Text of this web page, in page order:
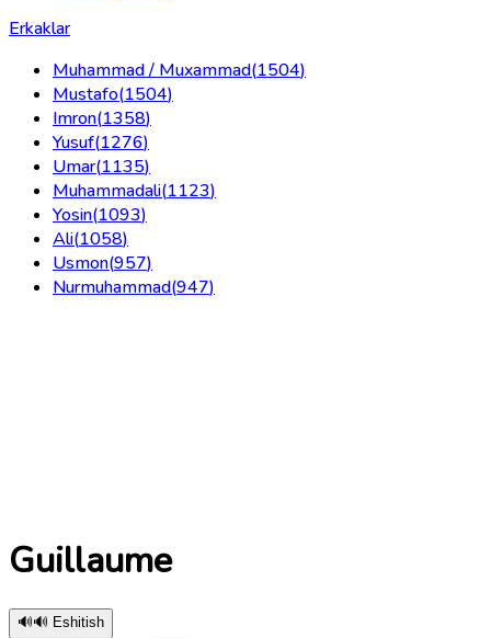
Erkaklar
Muhammad / Muxammad(1504)
Mustafo(1504)
Imron(1358)
Yusuf(1276)
Umar(1135)
Muhammadali(1123)
Yosin(1093)
Ali(1058)
Usmon(957)
Nurmuhammad(947)
Guillaume
🔊🔊 Eshitish